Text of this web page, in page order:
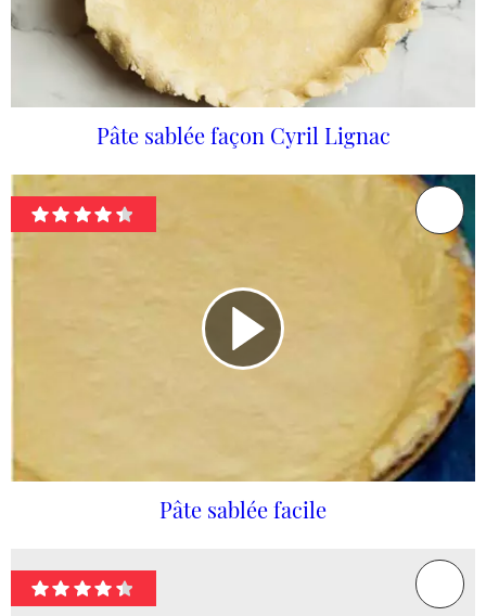
Pâte sablée façon Cyril Lignac
Pâte sablée facile